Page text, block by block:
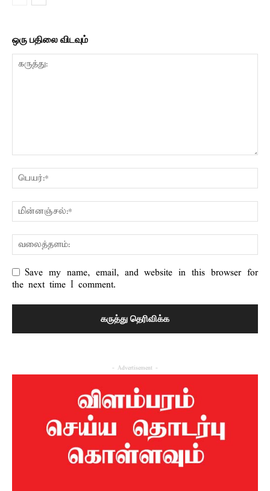
ஒரு பதிலை விடவும்
Save my name, email, and website in this browser for
the next time I comment.
- Advertisement -